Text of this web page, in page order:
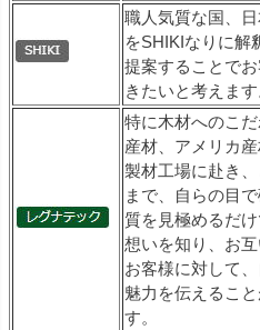
職人気質な国、
をSHIKIなりに解
提案することで
きたいと考えます
特に木材へのこ
産材、アメリカ
製材工場に赴き
まで、自らの目
質を見極めるだ
想いを知り、お
お客様に対して
魅力を伝えるこ
す。